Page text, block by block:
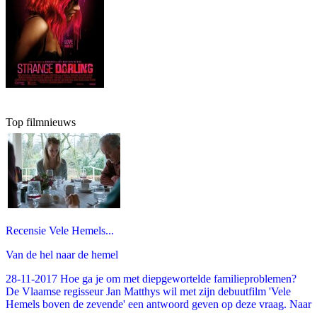
Top filmnieuws
Recensie Vele Hemels...
Van de hel naar de hemel
28-11-2017 Hoe ga je om met diepgewortelde familieproblemen?
De Vlaamse regisseur Jan Matthys wil met zijn debuutfilm 'Vele
Hemels boven de zevende' een antwoord geven op deze vraag. Naar